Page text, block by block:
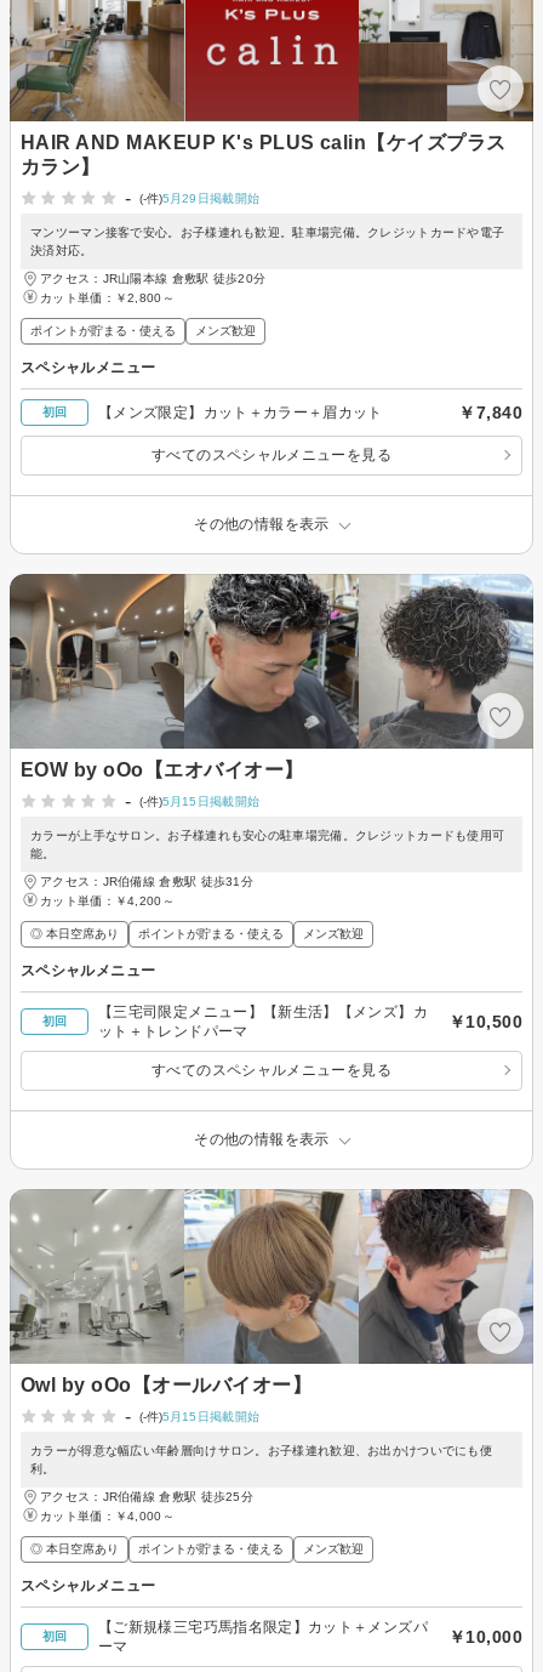
HAIR AND MAKEUP K's PLUS calin【ケイズプラス
カラン】
-
(-件)5月29日掲載開始
マンツーマン接客で安心。お子様連れも歓迎。駐車場完備。クレジットカードや電子
決済対応。
アクセス：JR山陽本線 倉敷駅 徒歩20分
カット単価： ￥2,800～
ポイントが貯まる・使える メンズ歓迎
スペシャルメニュー
初回 【メンズ限定】カット＋カラー＋眉カット ￥7,840
すべてのスペシャルメニューを見る
その他の情報を表示
EOW by oOo【エオバイオー】
-
(-件)5月15日掲載開始
カラーが上手なサロン。お子様連れも安心の駐車場完備。クレジットカードも使用可
能。
アクセス：JR伯備線 倉敷駅 徒歩31分
カット単価： ￥4,200～
◎ 本日空席あり ポイントが貯まる・使える メンズ歓迎
スペシャルメニュー
初回
【三宅司限定メニュー】【新生活】【メンズ】カ
ット＋トレンドパーマ
￥10,500
すべてのスペシャルメニューを見る
その他の情報を表示
Owl by oOo【オールバイオー】
-
(-件)5月15日掲載開始
カラーが得意な幅広い年齢層向けサロン。お子様連れ歓迎、お出かけついでにも便
利。
アクセス：JR伯備線 倉敷駅 徒歩25分
カット単価： ￥4,000～
◎ 本日空席あり ポイントが貯まる・使える メンズ歓迎
スペシャルメニュー
初回
【ご新規様三宅巧馬指名限定】カット＋メンズパ
ーマ
￥10,000